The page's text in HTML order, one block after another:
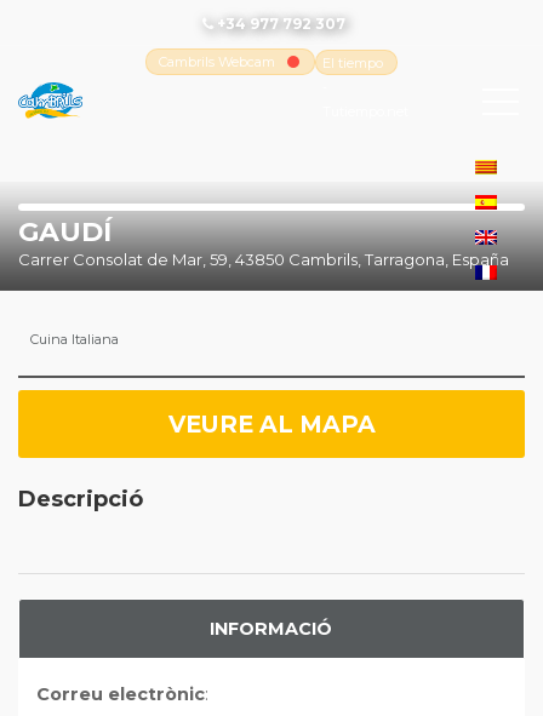
+34 977 792 307
Cambrils Webcam
El tiempo
GAUDÍ
Carrer Consolat de Mar, 59, 43850 Cambrils, Tarragona, España
Cuina Italiana
VEURE AL MAPA
Descripció
INFORMACIÓ
Correu electrònic: